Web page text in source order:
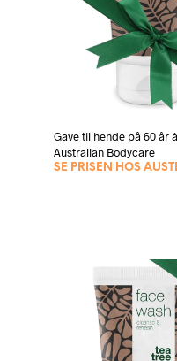
Gave til hende på 60 år
Australian Bodycare
SE PRISEN HOS